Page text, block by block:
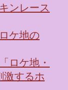
ンレース
ケ地の
ロケ地・
激するホ